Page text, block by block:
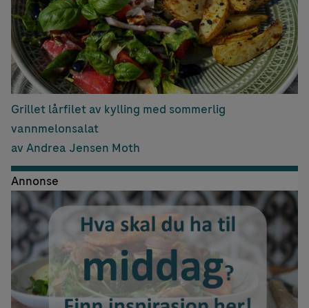
Grillet lårfilet av kylling med sommerlig
vannmelonsalat
av Andrea Jensen Moth
Annonse